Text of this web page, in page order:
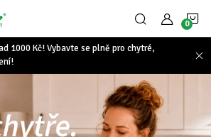
1000 Kč! Vybavte se plně pro chytré,